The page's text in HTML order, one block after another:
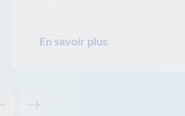
En savoir plus
Contenu précédent - Solutions associées
Contenu suivant - Solutions associées